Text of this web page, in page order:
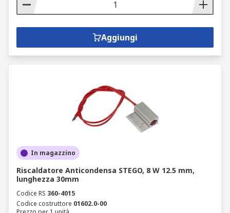
Aggiungi
In magazzino
Riscaldatore Anticondensa STEGO, 8 W 12.5 mm,
lunghezza 30mm
Codice RS 360-4015
Codice costruttore 01602.0-00